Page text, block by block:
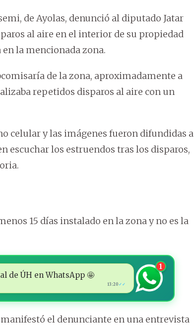
de Ayolas, denunció al diputado Jatar
al aire en el interior de su propiedad
la mencionada zona.
de la zona, aproximadamente a
repetidos disparos al aire con un
celular y las imágenes fueron difundidas a
escuchar los estruendos tras los disparos,
15 días instalado en la zona y no es la
de ÚH en WhatsApp 🤩
13:20 ✓✓
1
manifestó el denunciante en una entrevista